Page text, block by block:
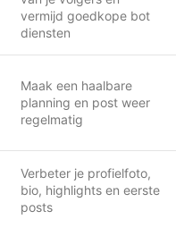
vermijd goedkope bot
diensten
Maak een haalbare
planning en post weer
regelmatig
Verbeter je profielfoto,
bio, highlights en eerste
posts